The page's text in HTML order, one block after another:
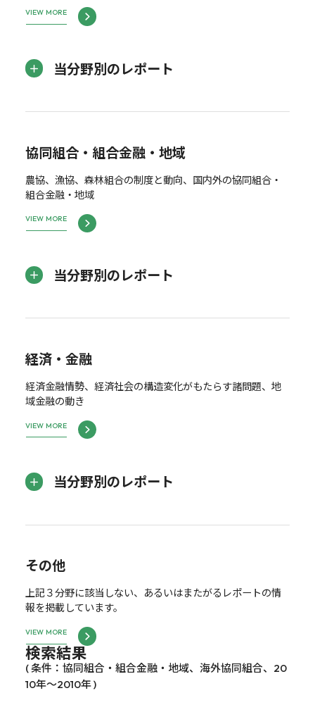
VIEW MORE
当分野別のレポート
協同組合・組合金融・地域
農協、漁協、森林組合の制度と動向、国内外の協同組合・
組合金融・地域
VIEW MORE
当分野別のレポート
経済・金融
経済金融情勢、経済社会の構造変化がもたらす諸問題、地
域金融の動き
VIEW MORE
当分野別のレポート
その他
上記３分野に該当しない、あるいはまたがるレポートの情
報を掲載しています。
VIEW MORE
検索結果
( 条件：協同組合・組合金融・地域、海外協同組合、20
10年～2010年 )